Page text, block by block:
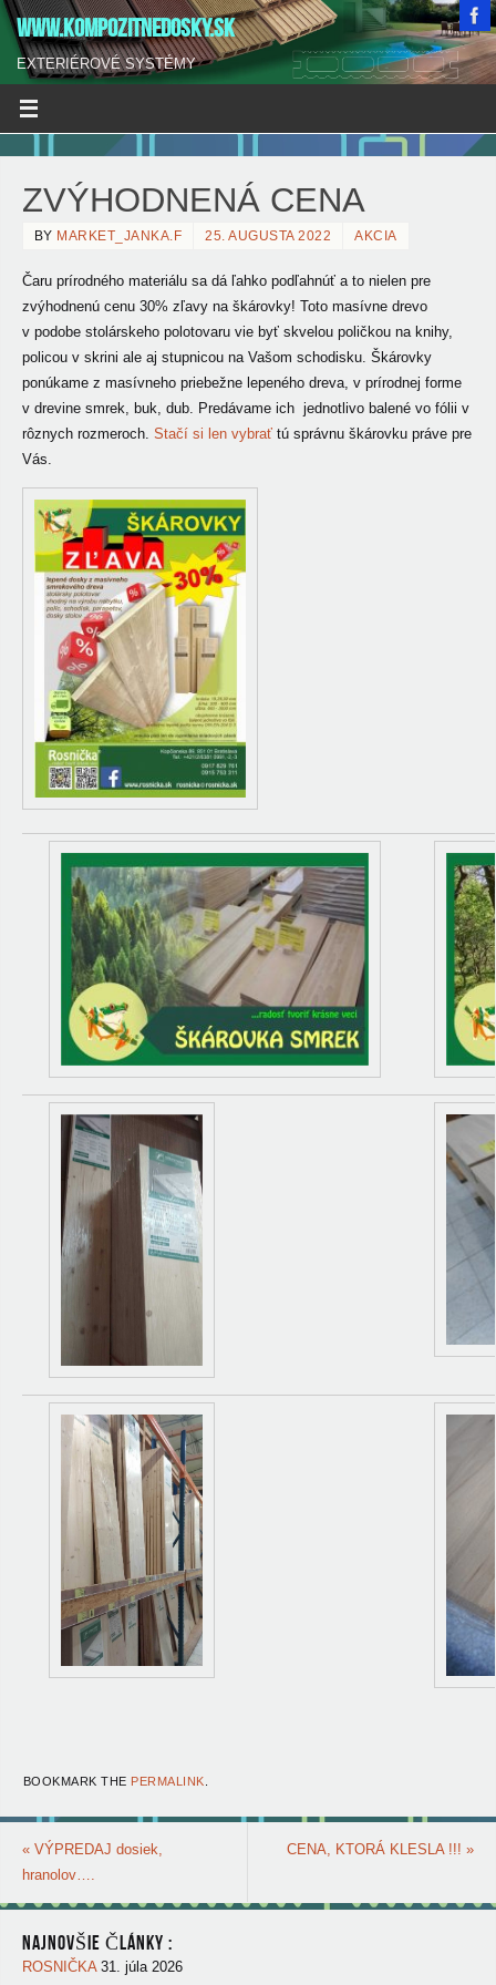
WWW.KOMPOZITNEDOSKY.SK
EXTERIÉROVÉ SYSTÉMY
ZVÝHODNENÁ CENA
BY MARKET_JANKA.F 25. AUGUSTA 2022 AKCIA
Čaru prírodného materiálu sa dá ľahko podľahnúť a to nielen pre
zvýhodnenú cenu 30% zľavy na škárovky!
Toto masívne drevo
v podobe stolárskeho polotovaru vie byť skvelou poličkou na knihy,
policou v skrini ale aj stupnicou na Vašom schodisku. Škárovky
ponúkame z masívneho priebežne lepeného dreva, v prírodnej forme
v drevine smrek, buk, dub. Predávame ich jednotlivo balené vo fólii v
rôznych rozmeroch. Stačí si len vybraťtú správnu škárovku práve pre
Vás.
BOOKMARK THE PERMALINK
«VÝPREDAJ dosiek,
hranolov….
CENA, KTORÁ KLESLA !!!»
NAJNOVŠIE ČLÁNKY :
ROSNIČKA 31. júla 2026